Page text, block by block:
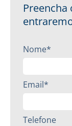
Nome*
Email*
Telefone